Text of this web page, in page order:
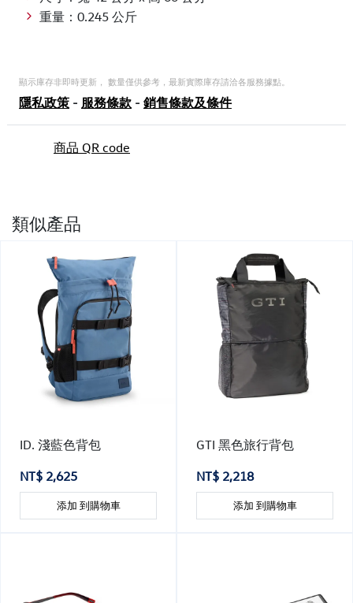
重量：0.245 公斤
顯示庫存非即時更新， 數量僅供參考，最新實際庫存請洽各服務據點。
隱私政策 - 服務條款 - 銷售條款及條件
商品 QR code
類似產品
ID. 淺藍色背包
NT$ 2,625
添加 到購物車
GTI 黑色旅行背包
NT$ 2,218
添加 到購物車